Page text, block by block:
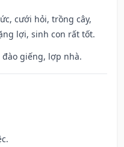
cưới hỏi, trồng cây,
lợi, sinh con rất tốt.
giếng, lợp nhà.